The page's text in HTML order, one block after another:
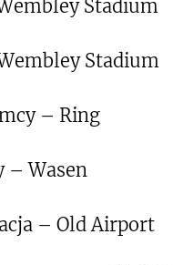
Stadium
Stadium
– Ring
– Wasen
– Old Airport